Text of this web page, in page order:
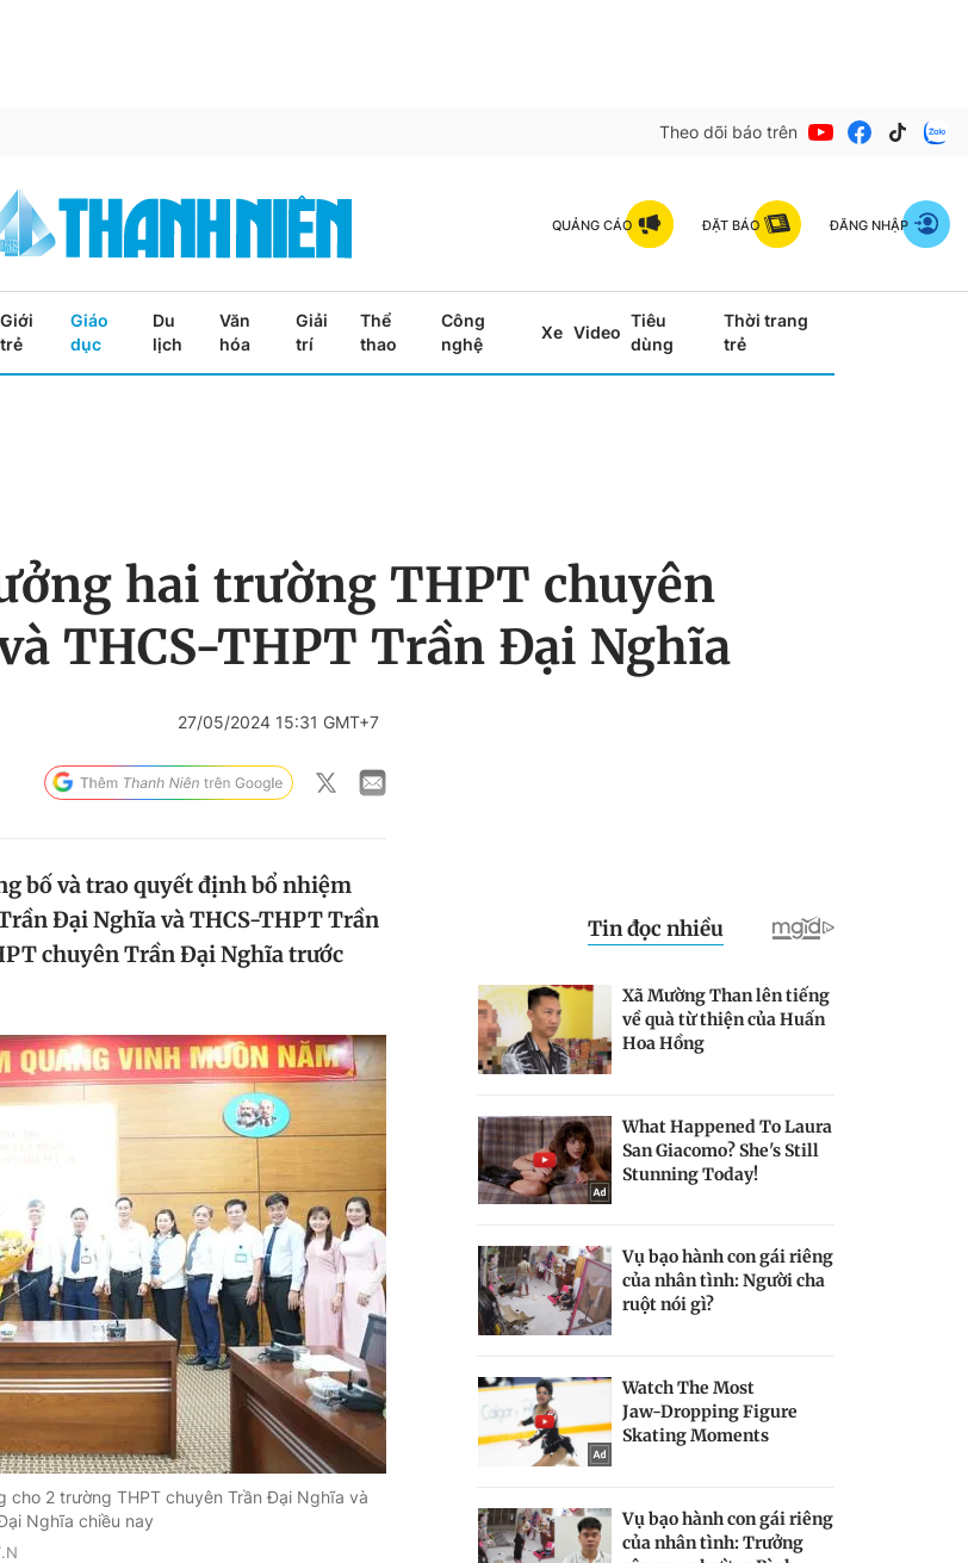
Theo dõi báo trên
QUẢNG CÁO ĐẶT BÁO ĐĂNG NHẬP
Giới
trẻ
Giáo
dục
Du
lịch
Văn
hóa
Giải
trí
Thể
thao
Công
nghệ
Xe Video
Tiêu
dùng
Thời trang
trẻ
hai trường THPT chuyên
THCS-THPT Trần Đại Nghĩa
27/05/2024 15:31 GMT+7
bố và trao quyết định bổ nhiệm
Đại Nghĩa và THCS-THPT Trần
chuyên Trần Đại Nghĩa trước
cho 2 trường THPT chuyên Trần Đại Nghĩa và
Nghĩa chiều nay